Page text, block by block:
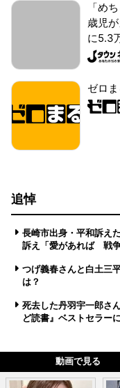
「め
歳児
に5.3
ゼロま
追悼
長崎市出身・平和訴え
訴え「愛があれば 戦争
つげ義春さんと白土三
は？
死去した丹羽宇一郎さ
ど読書』ベストセラーに
動画で見る